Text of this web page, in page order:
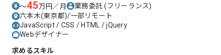
〜45万円／月 業務委託(フリーランス)
六本木(東京都)/一部リモート
JavaScript / CSS / HTML / jQuery
Webデザイナー
求めるスキル